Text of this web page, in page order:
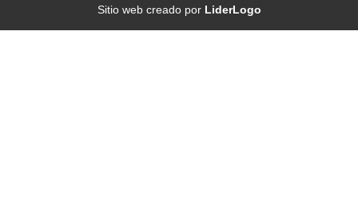
Sitio web creado porLiderLogo